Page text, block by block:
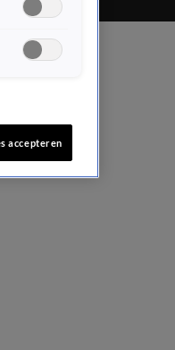
accepteren